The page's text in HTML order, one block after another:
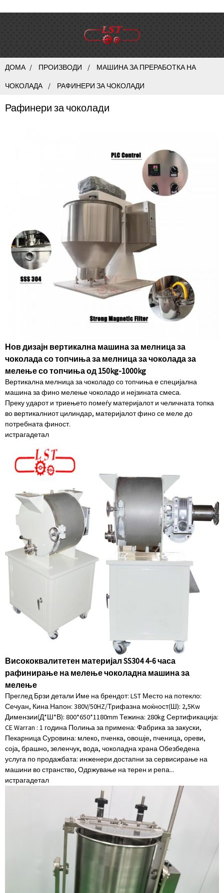
ДОМА ПРОИЗВОДИ МАШИНА ЗА ПРЕРАБОТКА НА
ЧОКОЛАДА РАФИНЕРИ ЗА ЧОКОЛАДИ
Рафинери за чоколади
Нов дизајн вертикална машина за мелница за
чоколада со топчиња за мелница за чоколада за
мелење со топчиња од 150kg-1000kg
Вертикална мелница за чоколадо со топчиња е специјална
машина за фино мелење чоколадо и нејзината смеса.
Преку ударот и триењето помеѓу материјалот и челичната топка
во вертикалниот цилиндар, материјалот фино се меле до
потребната финост.
истрагадетал
Висококвалитетен материјал SS304 4-6 часа
рафинирање на мелење чоколадна машина за
мелење
Преглед Брзи детали Име на брендот: LST Место на потекло:
Сечуан, Кина Напон: 380V/50HZ/Трифазна моќност(Ш): 2,5Kw
Димензии(Д*Ш*В): 800*650*1180mm Тежина: 280kg Сертификација:
CE Warran : 1 година Полиња за примена: Фабрика за закуски,
Пекарница Суровина: млеко, пченка, овошје, пченица, ореви,
соја, брашно, зеленчук, вода, чоколадна храна Обезбедена
услуга по продажбата: инженери достапни за сервисирање на
машини во странство, Одржување на терен и репа...
истрагадетал